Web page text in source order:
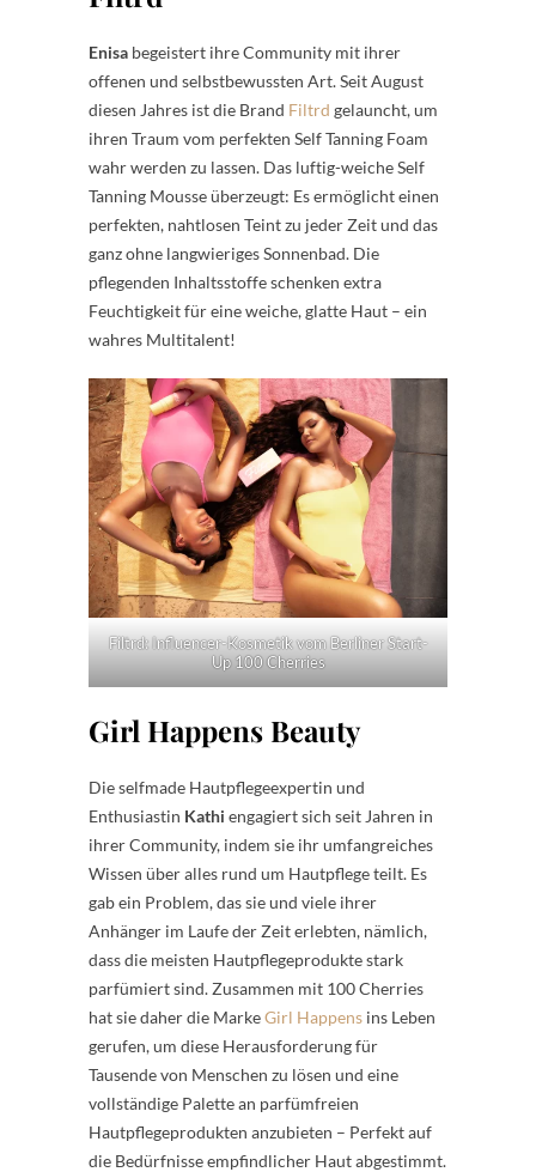
Enisa begeistert ihre Community mit ihrer
offenen und selbstbewussten Art. Seit August
diesen Jahres ist die Brand Filtrd gelauncht, um
ihren Traum vom perfekten Self Tanning Foam
wahr werden zu lassen. Das luftig-weiche Self
Tanning Mousse überzeugt: Es ermöglicht einen
perfekten, nahtlosen Teint zu jeder Zeit und das
ganz ohne langwieriges Sonnenbad. Die
pflegenden Inhaltsstoffe schenken extra
Feuchtigkeit für eine weiche, glatte Haut – ein
wahres Multitalent!
Filtrd: Influencer-Kosmetik vom Berliner Start-
Up 100 Cherries
Girl Happens Beauty
Die selfmade Hautpflegeexpertin und
Enthusiastin Kathi engagiert sich seit Jahren in
ihrer Community, indem sie ihr umfangreiches
Wissen über alles rund um Hautpflege teilt. Es
gab ein Problem, das sie und viele ihrer
Anhänger im Laufe der Zeit erlebten, nämlich,
dass die meisten Hautpflegeprodukte stark
parfümiert sind. Zusammen mit 100 Cherries
hat sie daher die MarkeGirl Happens ins Leben
gerufen, um diese Herausforderung für
Tausende von Menschen zu lösen und eine
vollständige Palette an parfümfreien
Hautpflegeprodukten anzubieten – Perfekt auf
die Bedürfnisse empfindlicher Haut abgestimmt.